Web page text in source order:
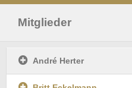
Mitglieder
André Herter